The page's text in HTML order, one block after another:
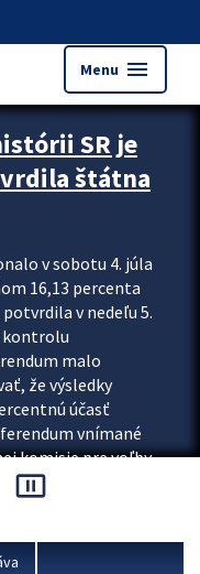
Menu menu
SR je
štátna
v sobotu 4. júla
16,13 percenta
v nedeľu 5.
kontrolu
malo
že výsledky
účasť
vnímané
komisie pre voľby
pause_presentation